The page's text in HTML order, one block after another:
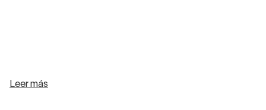
Leer más